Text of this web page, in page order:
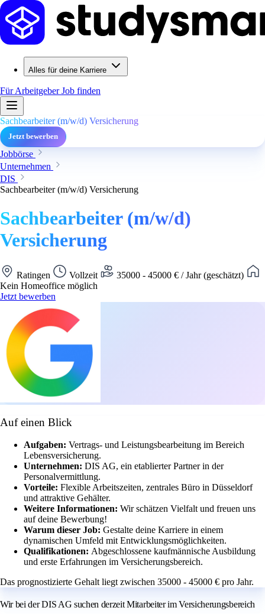
Alles für deine Karriere
Für ArbeitgeberJob finden
Sachbearbeiter (m/w/d) Versicherung
Jetzt bewerben
Jobbörse
Unternehmen
DIS
Sachbearbeiter (m/w/d) Versicherung
Sachbearbeiter (m/w/d)
Versicherung
Ratingen Vollzeit
35000 - 45000 € / Jahr (geschätzt)
Kein Homeoffice möglich
Jetzt bewerben
Auf einen Blick
Aufgaben: Vertrags- und Leistungsbearbeitung im Bereich
Lebensversicherung.
Unternehmen: DIS AG, ein etablierter Partner in der
Personalvermittlung.
Vorteile: Flexible Arbeitszeiten, zentrales Büro in Düsseldorf
und attraktive Gehälter.
Weitere Informationen: Wir schätzen Vielfalt und freuen uns
auf deine Bewerbung!
Warum dieser Job: Gestalte deine Karriere in einem
dynamischen Umfeld mit Entwicklungsmöglichkeiten.
Qualifikationen: Abgeschlossene kaufmännische Ausbildung
und erste Erfahrungen im Versicherungsbereich.
Das prognostizierte Gehalt liegt zwischen 35000 - 45000 € pro Jahr.
Wir bei der DIS AG suchen derzeit Mitarbeiter im Versicherungsbereich